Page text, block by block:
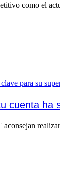
como el
cuenta ha
aconsejan